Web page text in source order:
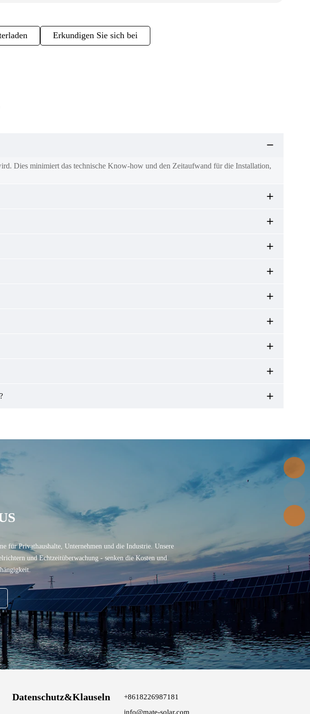
Erkundigen Sie sich bei
Dies minimiert das technische Know-how und den Zeitaufwand für die Installation,
für Privathaushalte, Unternehmen und die Industrie. Unsere
und Echtzeitüberwachung - senken die Kosten und
Datenschutz&Klauseln
+8618226987181
info@mate-solar.com